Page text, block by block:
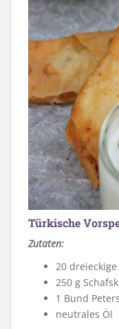
Türkische
Zutaten:
20
250 g
1 Bund
neutrales Öl